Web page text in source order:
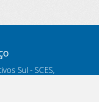
Sul - SCES,